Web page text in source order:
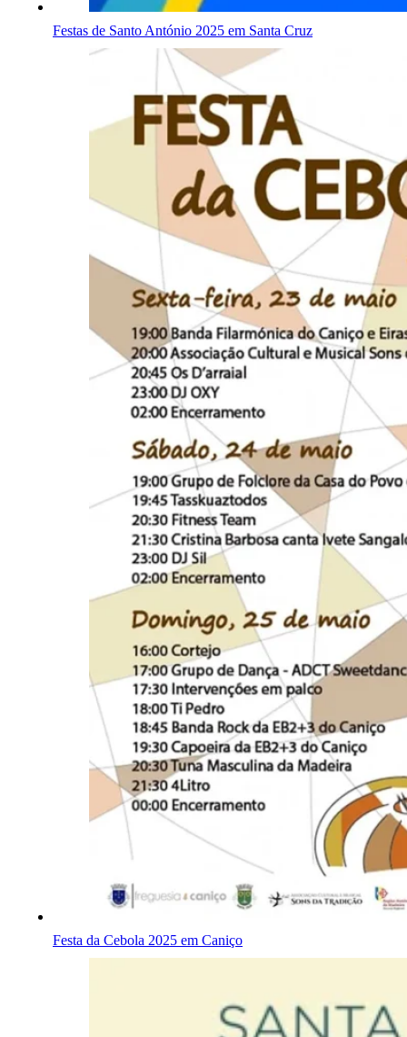
Festas de Santo António 2025 em Santa Cruz
Festa da Cebola 2025 em Caniço